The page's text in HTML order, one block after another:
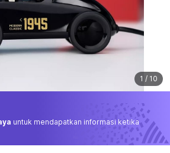
1 / 10
untuk mendapatkan informasi ketika